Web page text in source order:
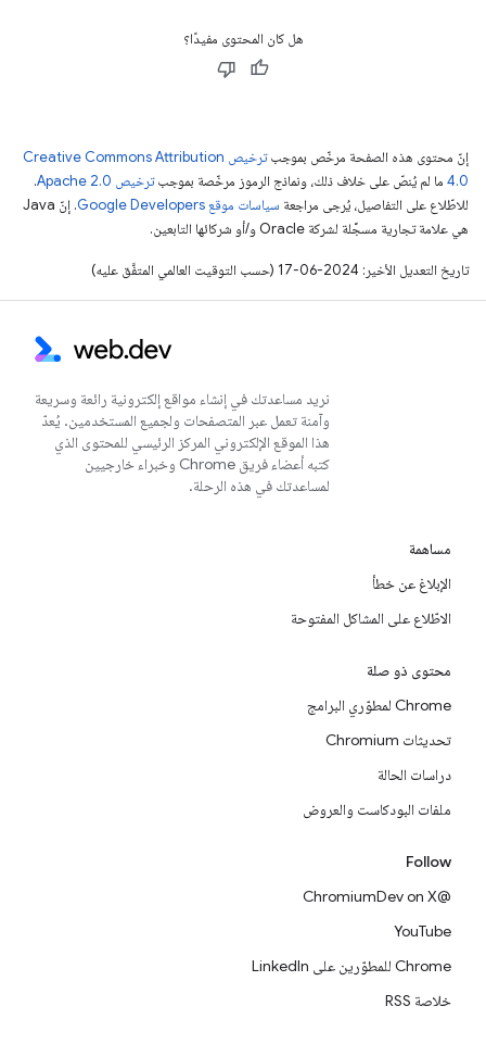
هل كان المحتوى مفيدًا؟
إنّ محتوى هذه الصفحة مرخّص بموجب
ترخيص Creative Commons Attribution
4.0‏ ما لم يُنصّ على خلاف ذلك، ونماذج الرموز مرخّصة بموجبترخيص Apache 2.0‏
.
للاطّلاع على التفاصيل، يُرجى مراجعة سياسات موقع Google Developers‏
. إنّ Java
هي علامة تجارية مسجَّلة لشركة Oracle و/أو شركائها التابعين.
تاريخ التعديل الأخير: 2024-06-17 (حسب التوقيت العالمي المتفَّق عليه)
نريد مساعدتك في إنشاء مواقع إلكترونية رائعة وسريعة
وآمنة تعمل عبر المتصفحات ولجميع المستخدمين. يُعدّ
هذا الموقع الإلكتروني المركز الرئيسي للمحتوى الذي
كتبه أعضاء فريق Chrome وخبراء خارجيين
لمساعدتك في هذه الرحلة.
مساهمة
الإبلاغ عن خطأ
الاطّلاع على المشاكل المفتوحة
محتوى ذو صلة
Chrome لمطوّري البرامج
تحديثات Chromium
دراسات الحالة
ملفات البودكاست والعروض
Follow
@ChromiumDev on X
YouTube
Chrome للمطوّرين على LinkedIn
خلاصة RSS